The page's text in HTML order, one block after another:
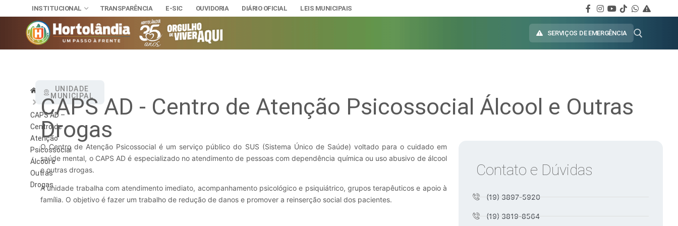
INSTITUCIONAL TRANSPARÊNCIA E-SIC OUVIDORIA DIÁRIO OFICIAL LEIS MUNICIPAIS
SERVIÇOS DE EMERGÊNCIA
SECRETARIAS
Assuntos Jurídicos
Cultura
Educação, Ciência e Tecnologia
HINO, BRASÃO E BANDEIRA
Autoridades do Município
Telefones Úteis
TRANSPARÊNCIA
LEIS MUNICIPAIS
Home
CAPS AD –
Centro de
Atenção
Psicossocial
Álcool e
Outras
Drogas
UNIDADE
MUNICIPAL
CAPS AD - Centro de Atenção Psicossocial Álcool e Outras
Drogas
O Centro de Atenção Psicossocial é um serviço público do SUS (Sistema Único de Saúde) voltado para o cuidado em
saúde mental, o CAPS AD é especializado no atendimento de pessoas com dependência química ou uso abusivo de álcool
e outras drogas.
A unidade trabalha com atendimento imediato, acompanhamento psicológico e psiquiátrico, grupos terapêuticos e apoio à
família. O objetivo é fazer um trabalho de redução de danos e promover a reinserção social dos pacientes.
Contato e Dúvidas
(19) 3897-5920
(19) 3819-8564